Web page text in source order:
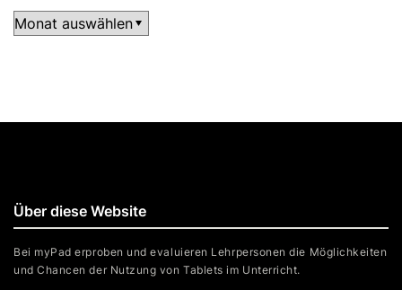
Archiv
Über diese Website
Bei myPad erproben und evaluieren Lehrpersonen die Möglichkeiten
und Chancen der Nutzung von Tablets im Unterricht.